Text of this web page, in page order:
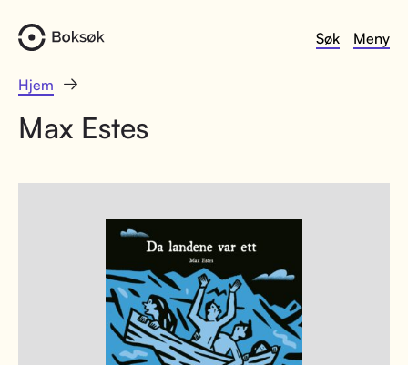
Søk Meny
Hjem
Max Estes